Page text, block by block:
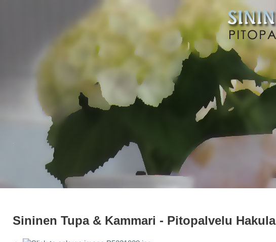
Sininen Tupa & Kammari - Pitopalvelu Hakula